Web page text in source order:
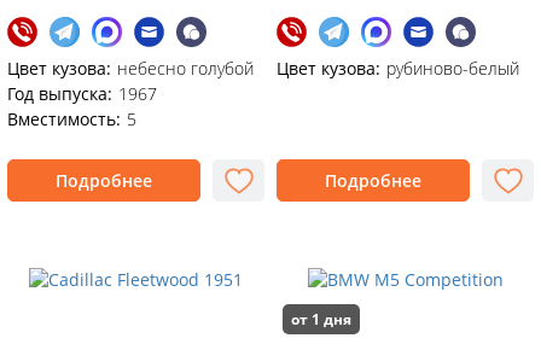
Цвет кузова: небесно голубой
Год выпуска: 1967
Вместимость: 5
Подробнее
Цвет кузова: рубиново-белый
Подробнее
от 1 дня